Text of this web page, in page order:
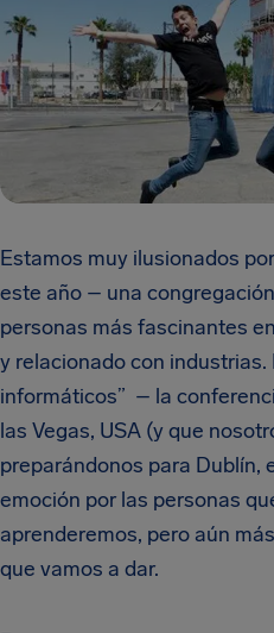
Estamos muy ilusionados
este año – una
personas más fascinantes
y relacionado con industrias.
informáticos” – la
las Vegas, USA (y que
preparándonos para Dublín,
emoción por las personas
aprenderemos, pero aún
que vamos a dar.